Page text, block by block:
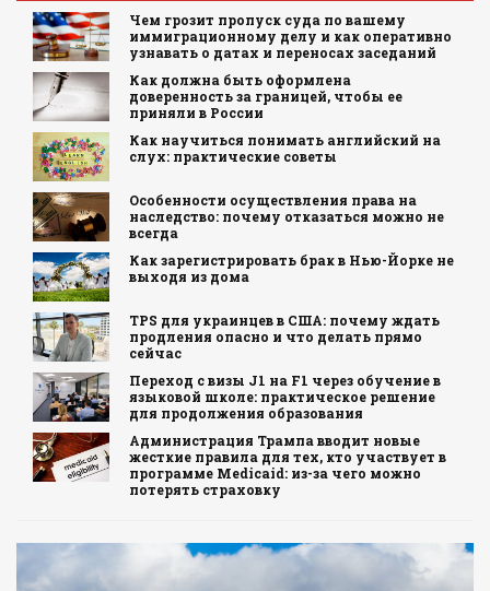
Чем грозит пропуск суда по вашему
иммиграционному делу и как оперативно
узнавать о датах и переносах заседаний
Как должна быть оформлена
доверенность за границей, чтобы ее
приняли в России
Как научиться понимать английский на
слух: практические советы
Особенности осуществления права на
наследство: почему отказаться можно не
всегда
Как зарегистрировать брак в Нью-Йорке не
выходя из дома
TPS для украинцев в США: почему ждать
продления опасно и что делать прямо
сейчас
Переход с визы J1 на F1 через обучение в
языковой школе: практическое решение
для продолжения образования
Администрация Трампа вводит новые
жесткие правила для тех, кто участвует в
программе Medicaid: из-за чего можно
потерять страховку